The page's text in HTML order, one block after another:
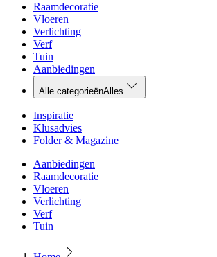
Raamdecoratie
Vloeren
Verlichting
Verf
Tuin
Aanbiedingen
Alle categorieënAlles
Inspiratie
Klusadvies
Folder & Magazine
Aanbiedingen
Raamdecoratie
Vloeren
Verlichting
Verf
Tuin